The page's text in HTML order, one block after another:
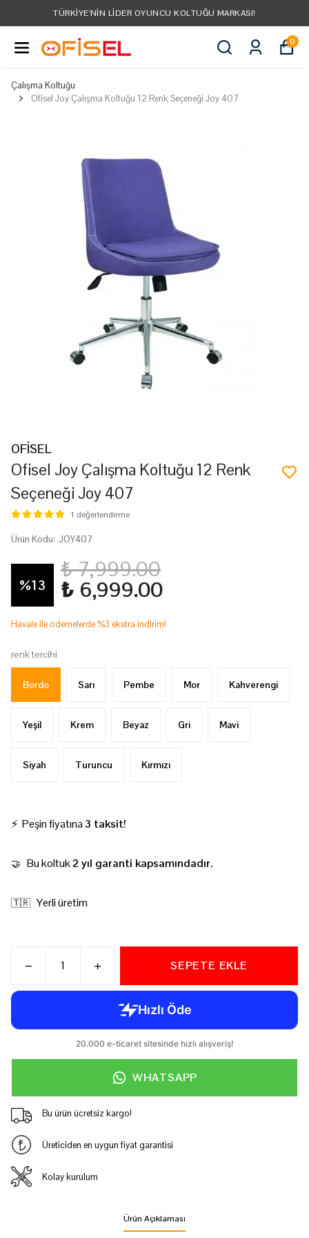
TÜRKIYE'NIN LIDER OYUNCU KOLTUĞU MARKASI!
0
Çalışma Koltuğu
Ofisel Joy Çalışma Koltuğu 12 Renk Seçeneği Joy 407
OFİSEL
Ofisel Joy Çalışma Koltuğu 12 Renk
Seçeneği Joy 407
1 değerlendirme
Ürün Kodu: JOY407
%13
₺ 7,999.00
₺ 6,999.00
Havale ile ödemelerde %3 ekstra indirim!
renk tercihi
Bordo Sarı Pembe Mor Kahverengi
Yeşil Krem Beyaz Gri Mavi
Siyah Turuncu Kırmızı
⚡ Peşin fiyatına 3 taksit!
🤝 Bu koltuk2 yıl garanti kapsamındadır.
🇹🇷 Yerli üretim
SEPETE EKLE
WHATSAPP
Bu ürün ücretsiz kargo!
Üreticiden en uygun fiyat garantisi
Kolay kurulum
Ürün Açıklaması